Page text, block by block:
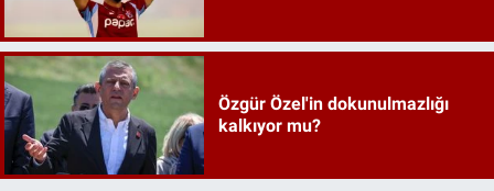
Özgür Özel'in dokunulmazlığı
kalkıyor mu?